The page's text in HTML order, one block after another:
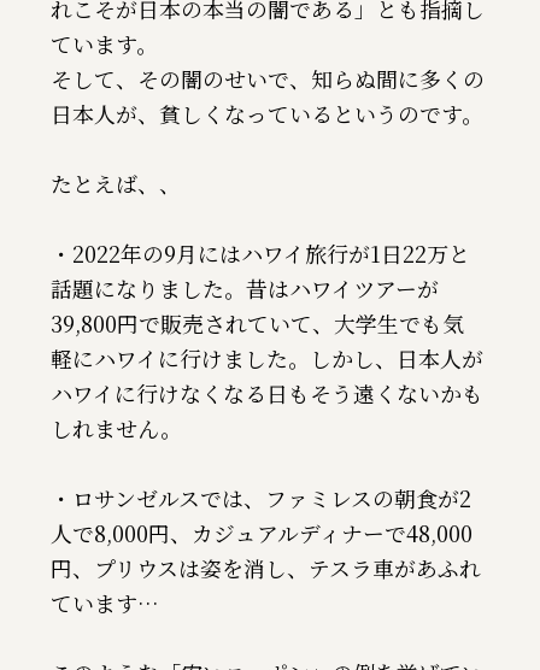
れこそが日本の本当の闇である」とも指摘し
ています。
そして、その闇のせいで、知らぬ間に多くの
日本人が、貧しくなっているというのです。
たとえば、、
・2022年の9月にはハワイ旅行が1日22万と
話題になりました。昔はハワイツアーが
39,800円で販売されていて、大学生でも気
軽にハワイに行けました。しかし、日本人が
ハワイに行けなくなる日もそう遠くないかも
しれません。
・ロサンゼルスでは、ファミレスの朝食が2
人で8,000円、カジュアルディナーで48,000
円、プリウスは姿を消し、テスラ車があふれ
ています…